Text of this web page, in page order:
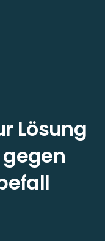
Lösung